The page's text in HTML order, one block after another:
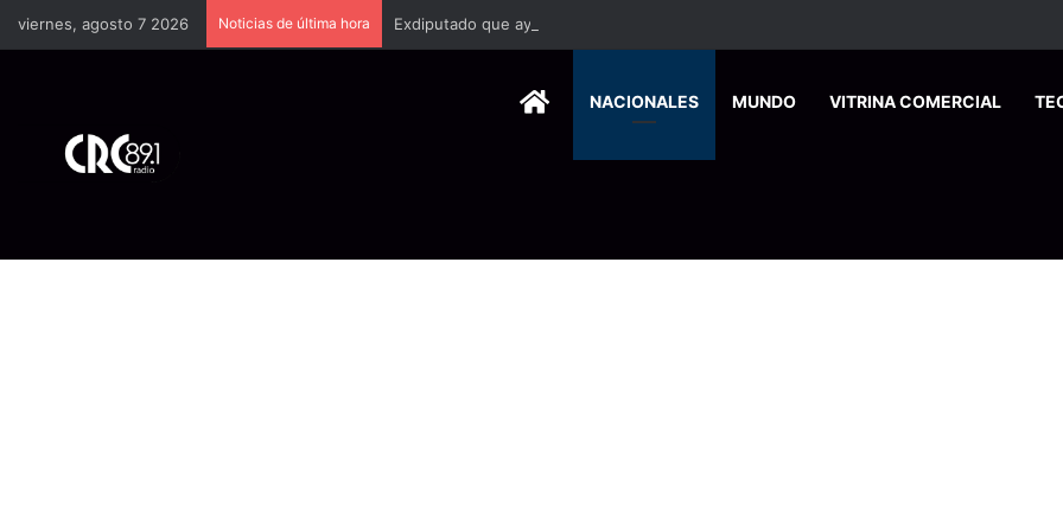
viernes, agosto 7 2026 Noticias de última hora
HOMENACIONALES MUNDO VITRINA COMERCIAL